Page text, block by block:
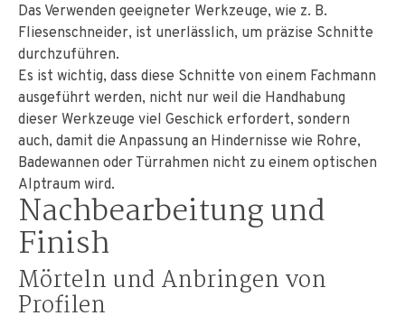
Das Verwenden geeigneter Werkzeuge, wie z. B.
Fliesenschneider, ist unerlässlich, um präzise Schnitte
durchzuführen.
Es ist wichtig, dass diese Schnitte von einem Fachmann
ausgeführt werden, nicht nur weil die Handhabung
dieser Werkzeuge viel Geschick erfordert, sondern
auch, damit die Anpassung an Hindernisse wie Rohre,
Badewannen oder Türrahmen nicht zu einem optischen
Alptraum wird.
Nachbearbeitung und
Finish
Mörteln und Anbringen von
Profilen